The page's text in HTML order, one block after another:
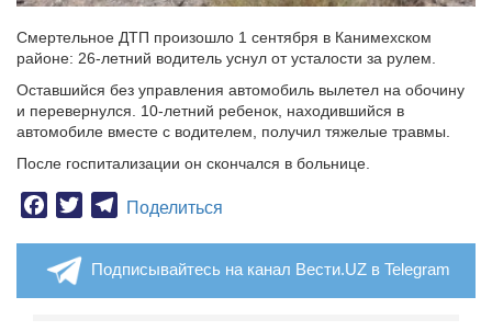
Смертельное ДТП произошло 1 сентября в Канимехском
районе: 26-летний водитель уснул от усталости за рулем.
Оставшийся без управления автомобиль вылетел на обочину
и перевернулся. 10-летний ребенок, находившийся в
автомобиле вместе с водителем, получил тяжелые травмы.
После госпитализации он скончался в больнице.
Facebook
TwitterTelegram
Поделиться
Подписывайтесь на канал Вести.UZ в Telegram